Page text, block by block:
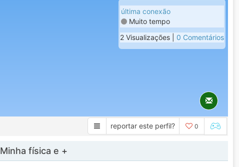
última conexão
Muito tempo
2 Visualizações | 0 Comentários
reportar este perfil? 0
Minha física e +